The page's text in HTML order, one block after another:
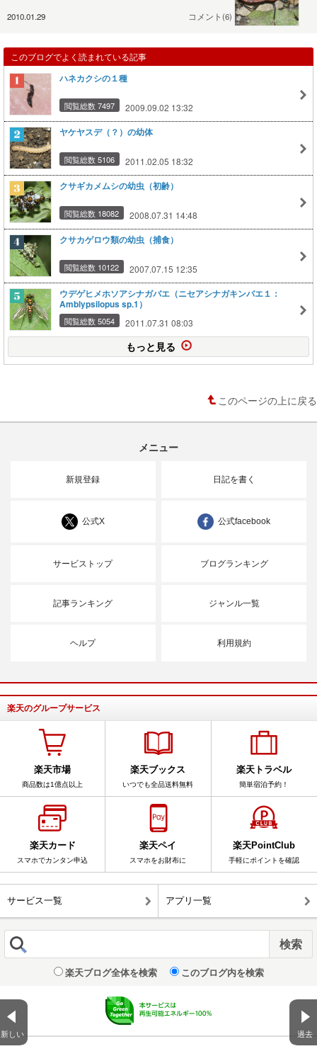
新しい 過去
2010.01.29 コメント(6)
このブログでよく読まれている記事
ハネカクシの１種
閲覧総数 7497 2009.09.02 13:32
ヤケヤスデ（？）の幼体
閲覧総数 5106 2011.02.05 18:32
クサギカメムシの幼虫（初齢）
閲覧総数 18082 2008.07.31 14:48
クサカゲロウ類の幼虫（捕食）
閲覧総数 10122 2007.07.15 12:35
ウデゲヒメホソアシナガバエ（ニセアシナガキンバエ１：
Amblypsilopus sp.1）
閲覧総数 5054 2011.07.31 08:03
もっと見る
このページの上に戻る
メニュー
新規登録 日記を書く
公式X 公式facebook
サービストップ ブログランキング
記事ランキング ジャンル一覧
ヘルプ 利用規約
楽天のグループサービス
楽天市場
商品数は1億点以上
楽天ブックス
いつでも全品送料無料
楽天トラベル
簡単宿泊予約！
楽天カード
スマホでカンタン申込
楽天ペイ
スマホをお財布に
楽天PointClub
手軽にポイントを確認
サービス一覧 アプリ一覧
楽天ブログ全体を検索 このブログ内を検索